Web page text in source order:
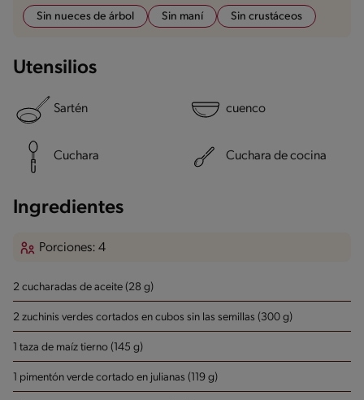
Sin nueces de árbol Sin maní Sin crustáceos
Utensilios
Sartén cuenco
Cuchara Cuchara de cocina
Ingredientes
Porciones: 4
2 cucharadas de aceite (28 g)
2 zuchinis verdes cortados en cubos sin las semillas (300 g)
1 taza de maíz tierno (145 g)
1 pimentón verde cortado en julianas (119 g)